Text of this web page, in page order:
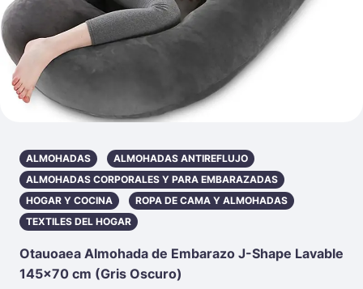
ALMOHADAS
ALMOHADAS ANTIREFLUJO
ALMOHADAS CORPORALES Y PARA EMBARAZADAS
HOGAR Y COCINA
ROPA DE CAMA Y ALMOHADAS
TEXTILES DEL HOGAR
Otauoaea Almohada de Embarazo J-Shape Lavable
145×70 cm (Gris Oscuro)